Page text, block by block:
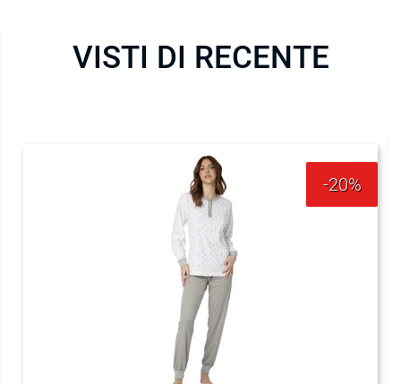
VISTI DI RECENTE
-20%